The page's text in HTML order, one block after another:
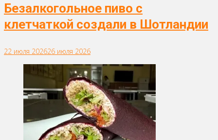
Безалкогольное пиво с
клетчаткой создали в Шотландии
22 июля 202626 июля 2026